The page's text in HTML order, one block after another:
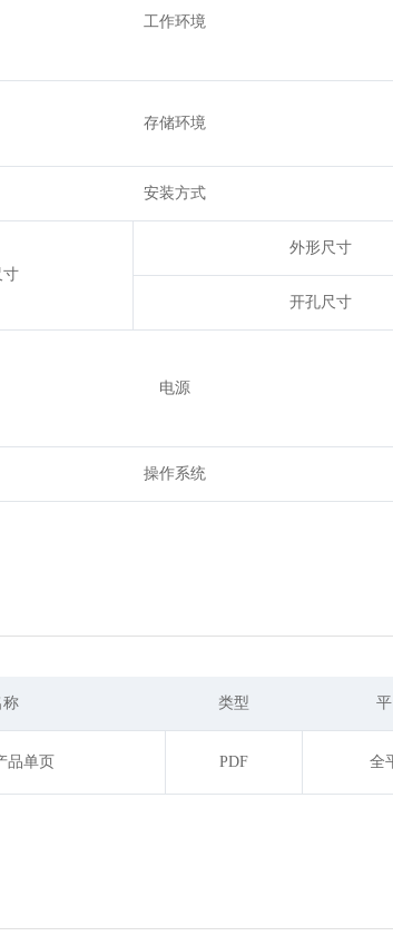
工作环境
存储环境
安装方式
寸
外形尺寸
开孔尺寸
电源
操作系统
称 类型
品单页 PDF 全